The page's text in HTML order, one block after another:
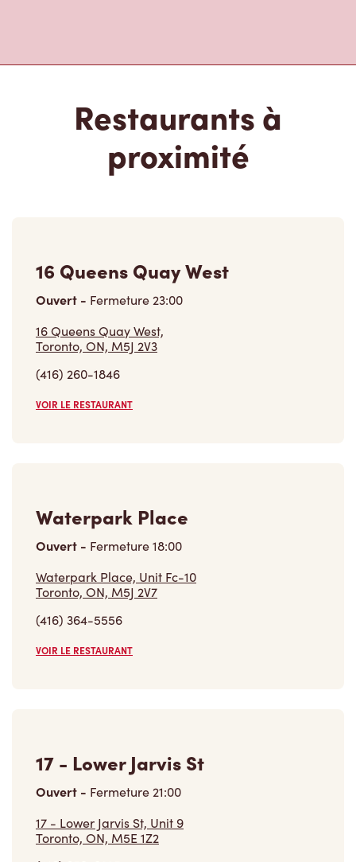
Restaurants à
proximité
16 Queens Quay West
Ouvert - Fermeture23:00
16 Queens Quay West,
Toronto, ON, M5J 2V3
(416) 260-1846
VOIR LE RESTAURANT
Waterpark Place
Ouvert - Fermeture18:00
Waterpark Place, Unit Fc-10
Toronto, ON, M5J 2V7
(416) 364-5556
VOIR LE RESTAURANT
17 - Lower Jarvis St
Ouvert - Fermeture21:00
17 - Lower Jarvis St, Unit 9
Toronto, ON, M5E 1Z2